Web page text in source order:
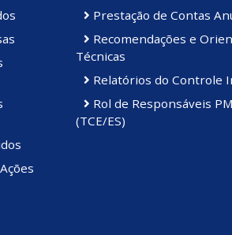
Prestação de Contas
Recomendações e
Técnicas
Relatórios do Controle
Rol de Responsáveis PM
(TCE/ES)